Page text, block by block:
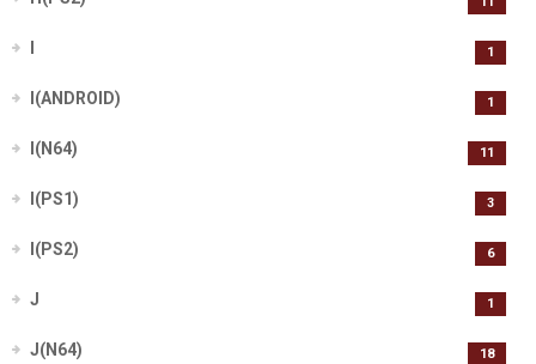
1
I(ANDROID) 1
I(N64) 11
I(PS1) 3
I(PS2) 6
J 1
J(N64) 18